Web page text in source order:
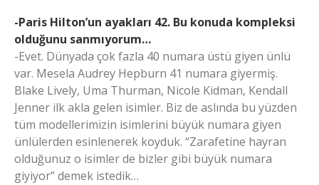
-Paris Hilton’un ayakları 42. Bu konuda kompleksi
olduğunu sanmıyorum…
-Evet. Dünyada çok fazla 40 numara üstü giyen ünlü
var. Mesela Audrey Hepburn 41 numara giyermiş.
Blake Lively, Uma Thurman, Nicole Kidman, Kendall
Jenner ilk akla gelen isimler. Biz de aslında bu yüzden
tüm modellerimizin isimlerini büyük numara giyen
ünlülerden esinlenerek koyduk. “Zarafetine hayran
olduğunuz o isimler de bizler gibi büyük numara
giyiyor” demek istedik…